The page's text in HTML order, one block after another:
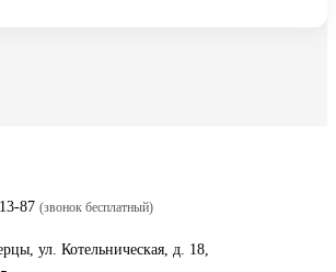
87 (звонок бесплатный)
ул. Котельническая, д. 18,